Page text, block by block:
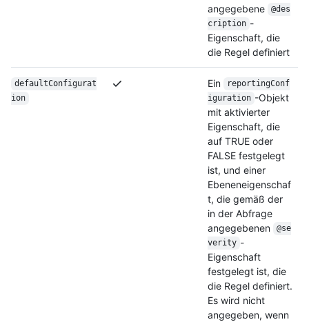
angegebene
@des
cription -
Eigenschaft, die
die Regel definiert
defaultConfigurat
ion
Ein
reportingConf
iguration -Objekt
mit aktivierter
Eigenschaft, die
auf TRUE oder
FALSE festgelegt
ist, und einer
Ebeneneigenschaf
t, die gemäß der
in der Abfrage
angegebenen
@se
verity -
Eigenschaft
festgelegt ist, die
die Regel definiert.
Es wird nicht
angegeben, wenn